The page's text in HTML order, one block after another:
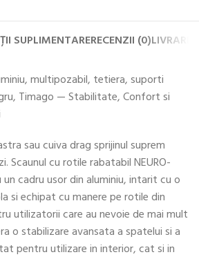
SUPLIMENTARERECENZII (0)LIVRARE
multipozabil, tetiera, suporti
Timago — Stabilitate, Confort si
sau cuiva drag sprijinul suprem
Scaunul cu rotile rabatabil NEURO-
cadru usor din aluminiu, intarit cu o
si echipat cu manere pe rotile din
utilizatorii care au nevoie de mai mult
o stabilizare avansata a spatelui si a
pentru utilizare in interior, cat si in